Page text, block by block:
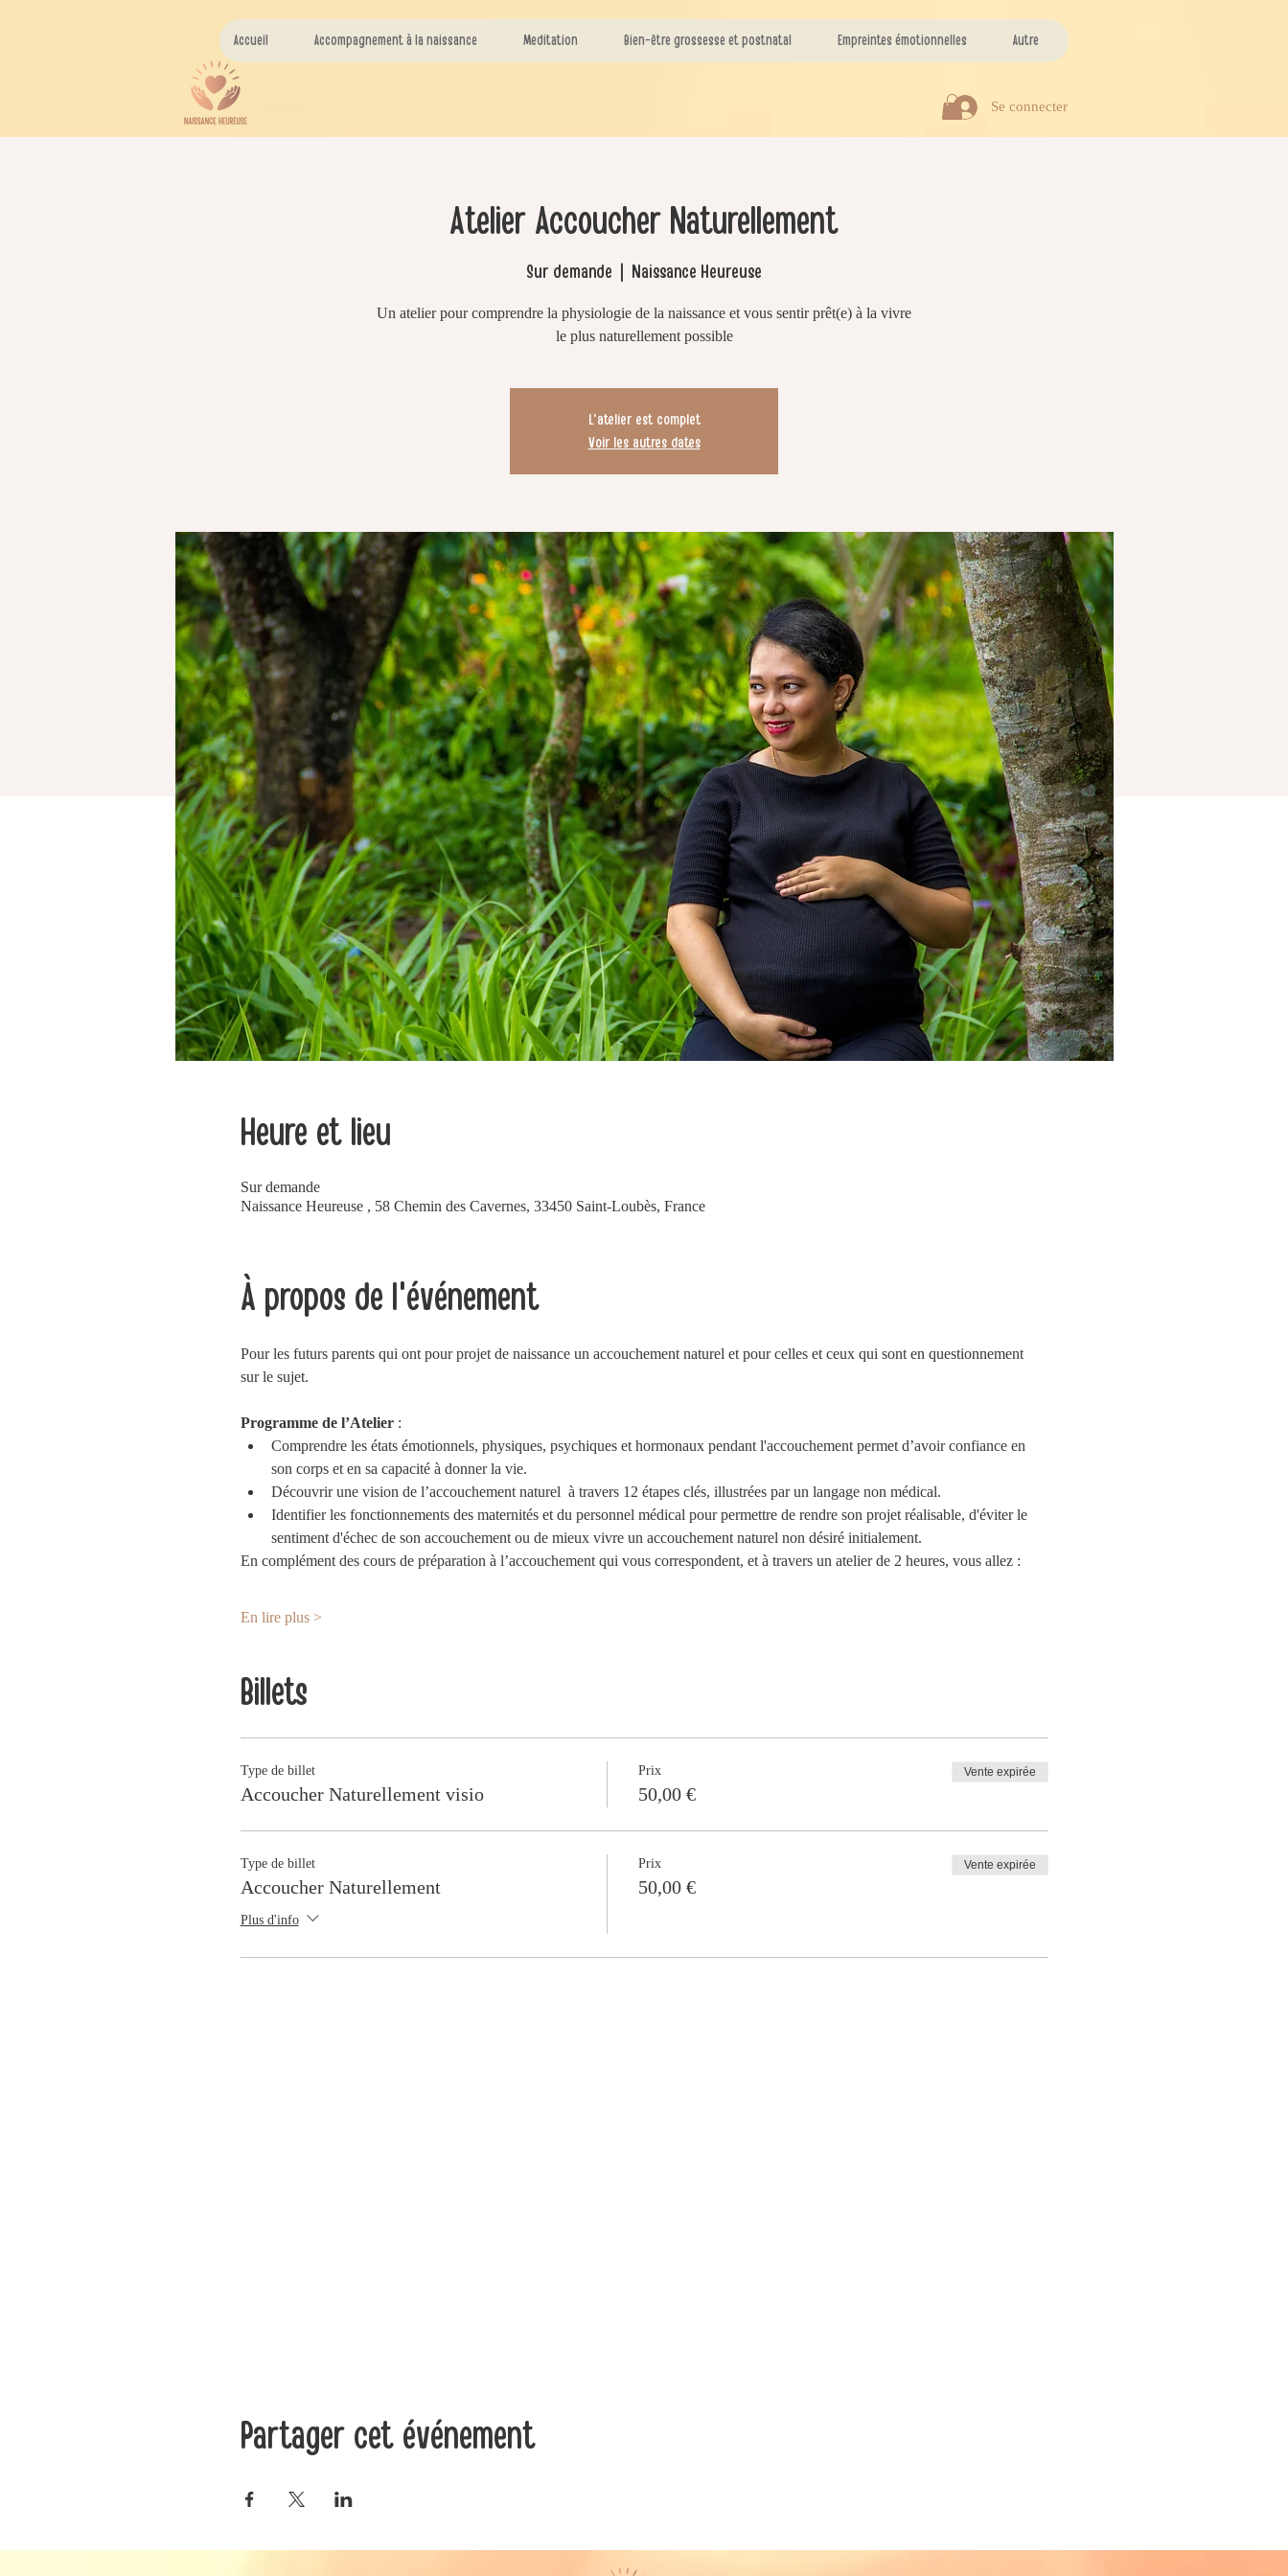
Accueil Accompagnement à la naissance Meditation Bien-être grossesse et postnatal Empreintes émotionnelles Autre
Se connecter
Atelier Accoucher Naturellement
Sur demande Naissance Heureuse
Un atelier pour comprendre la physiologie de la naissance et vous sentir prêt(e) à la vivre
le plus naturellement possible
L'atelier est complet
Voir les autres dates
Heure et lieu
Sur demande
Naissance Heureuse , 58 Chemin des Cavernes, 33450 Saint-Loubès, France
À propos de l'événement
Pour les futurs parents qui ont pour projet de naissance un accouchement naturel et pour celles et ceux qui sont en questionnement
sur le sujet.
Programme de l’Atelier :
Comprendre les états émotionnels, physiques, psychiques et hormonaux pendant l'accouchement permet d’avoir confiance en
son corps et en sa capacité à donner la vie.
Découvrir une vision de l’accouchement naturel  à travers 12 étapes clés, illustrées par un langage non médical.
Identifier les fonctionnements des maternités et du personnel médical pour permettre de rendre son projet réalisable, d'éviter le
sentiment d'échec de son accouchement ou de mieux vivre un accouchement naturel non désiré initialement.
En complément des cours de préparation à l’accouchement qui vous correspondent, et à travers un atelier de 2 heures, vous allez :
En lire plus >
Billets
Type de billet
Accoucher Naturellement visio
Prix
50,00 €
Vente expirée
Type de billet
Accoucher Naturellement
Plus d'info
Prix
50,00 €
Vente expirée
Partager cet événement